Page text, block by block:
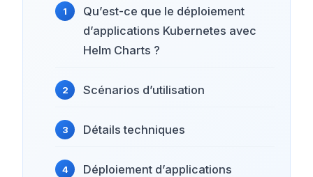
Qu’est-ce que le déploiement
d’applications Kubernetes avec
Helm Charts ?
Scénarios d’utilisation
Détails techniques
Déploiement d’applications